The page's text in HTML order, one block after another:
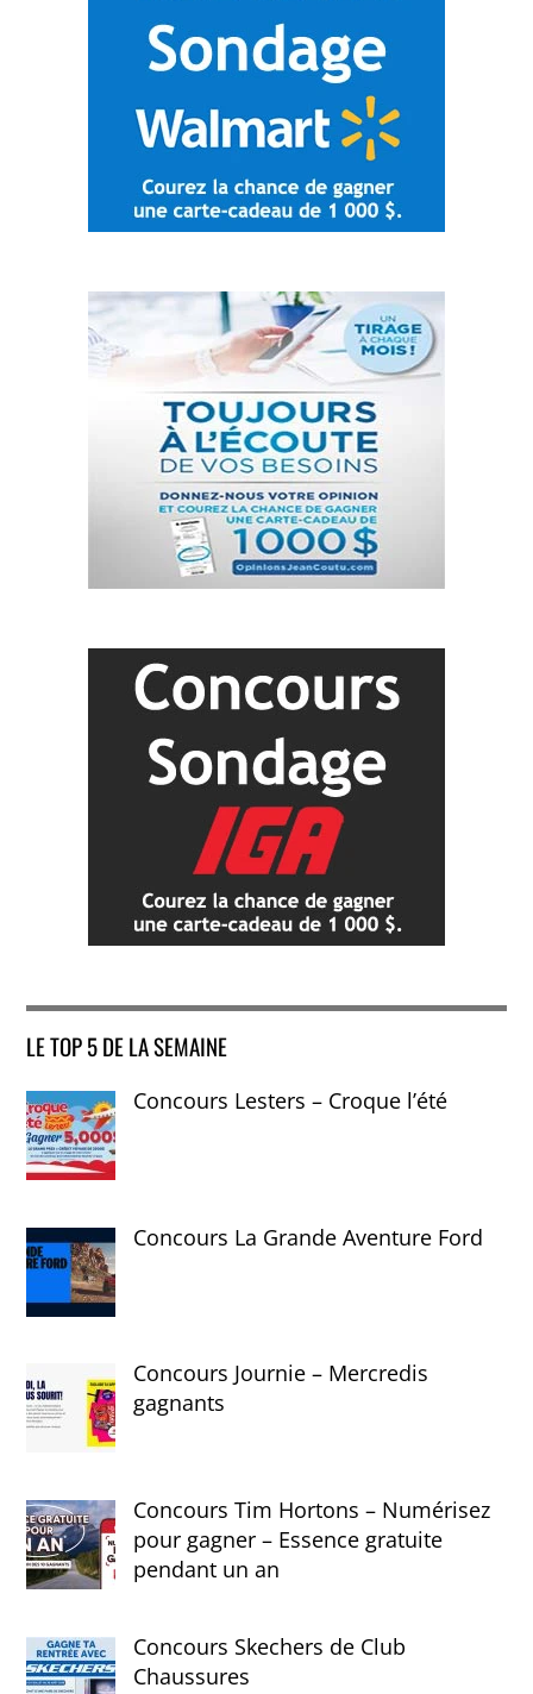
LE TOP 5 DE LA SEMAINE
Concours Lesters – Croque l’été
Concours La Grande Aventure Ford
Concours Journie – Mercredis
gagnants
Concours Tim Hortons – Numérisez
pour gagner – Essence gratuite
pendant un an
Concours Skechers de Club
Chaussures